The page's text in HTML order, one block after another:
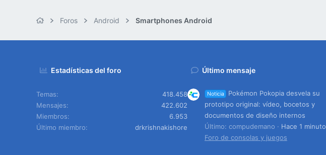
Foros Android Smartphones Android
Estadísticas del foro
Temas
418.458
Mensajes
422.602
Miembros
6.953
Último miembro
drkrishnakishore
Último mensaje
Noticia
Pokémon Pokopia desvela su
prototipo original: vídeo, bocetos y
documentos de diseño internos
Último: compudemano
Hace 1 minuto
Foro de consolas y juegos